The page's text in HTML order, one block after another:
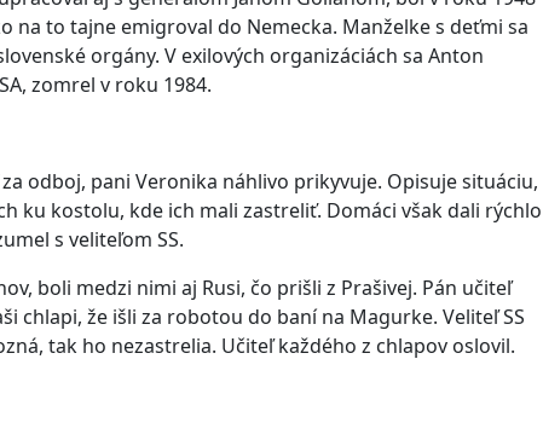
na to tajne emigroval do Nemecka. Manželke s deťmi sa
orgány. V exilových organizáciách sa Anton
zomrel v roku 1984.
odboj, pani Veronika náhlivo prikyvuje. Opisuje situáciu,
ku kostolu, kde ich mali zastreliť. Domáci však dali rýchlo
s veliteľom SS.
boli medzi nimi aj Rusi, čo prišli z Prašivej. Pán učiteľ
chlapi, že išli za robotou do baní na Magurke. Veliteľ SS
tak ho nezastrelia. Učiteľ každého z chlapov oslovil.